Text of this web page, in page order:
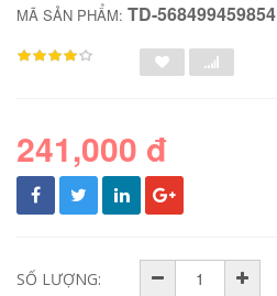
MÃ SẢN PHẨM: TD-568499459854
241,000 đ
SỐ LƯỢNG: